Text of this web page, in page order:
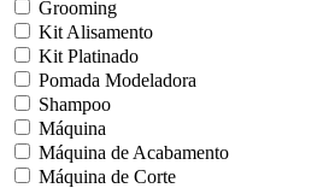
Grooming
Kit Alisamento
Kit Platinado
Pomada Modeladora
Shampoo
Máquina
Máquina de Acabamento
Máquina de Corte